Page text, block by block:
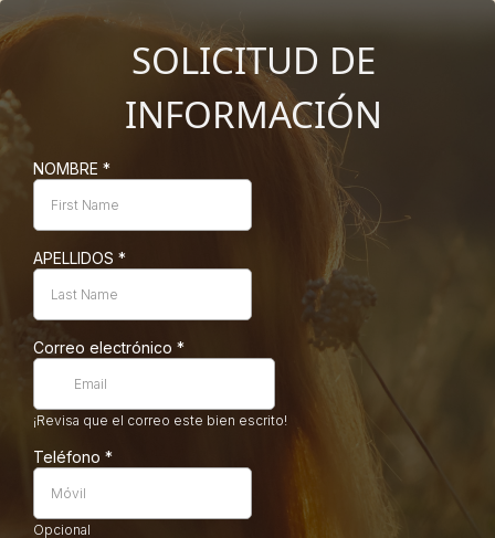
SOLICITUD DE
INFORMACIÓN
NOMBRE *
APELLIDOS *
Correo electrónico *
¡Revisa que el correo este bien escrito!
Teléfono *
Opcional